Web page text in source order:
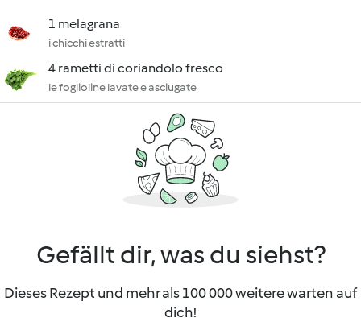
1 melagrana
i chicchi estratti
4 rametti di coriandolo fresco
le foglioline lavate e asciugate
Gefällt dir, was du siehst?
Dieses Rezept und mehr als 100 000 weitere warten auf
dich!